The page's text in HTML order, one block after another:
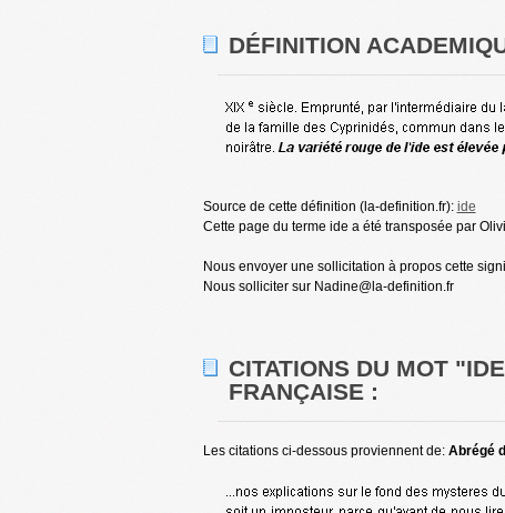
DÉFINITION
Source de cette définition (la-definition.fr): ide
Cette page du terme ide a été transposée par
Nous envoyer une sollicitation à propos cette
Nous solliciter sur Nadine@la-definition.fr
CITATIONS DU MOT
FRANÇAISE :
Les citations ci-dessous proviennent de: Abrégé